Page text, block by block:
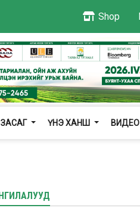
Shop
ҮНЭ ХАНШ ВИДЕО